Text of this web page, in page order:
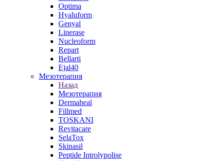
Optima
Hyaluform
Genyal
Linerase
Nucleoform
Repart
Bellarti
Ejal40
Мезотерапия
Назад
Мезотерапия
Dermaheal
Fillmed
TOSKANI
Revitacare
SelaTox
Skinasil
Peptide Introlypolise